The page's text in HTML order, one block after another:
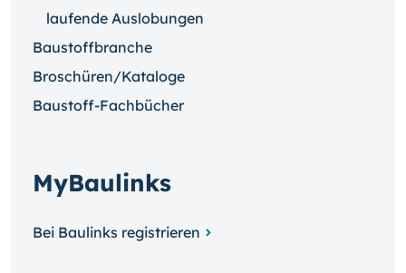
laufende Auslobungen
Baustoffbranche
Broschüren/Kataloge
Baustoff-Fachbücher
MyBaulinks
Bei Baulinks registrieren